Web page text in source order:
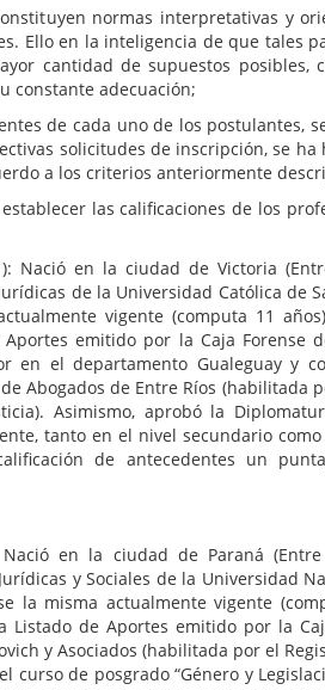
normas interpretativas y
Ello en la inteligencia de que tales
cantidad de supuestos
constante adecuación;
cada uno de los postulantes,
solicitudes de inscripción, se
a los criterios anteriormente
las calificaciones de los
Nació en la ciudad de Victoria
de la Universidad Católica de
vigente (computa 11
emitido por la Caja Forense
en el departamento Gualeguay y
Abogados de Entre Ríos (habilitada
Asimismo, aprobó la
tanto en el nivel secundario
de antecedentes un
Nació en la ciudad de Paraná
y Sociales de la Universidad
la misma actualmente vigente
de Aportes emitido por la
y Asociados (habilitada por el
de posgrado “Género y